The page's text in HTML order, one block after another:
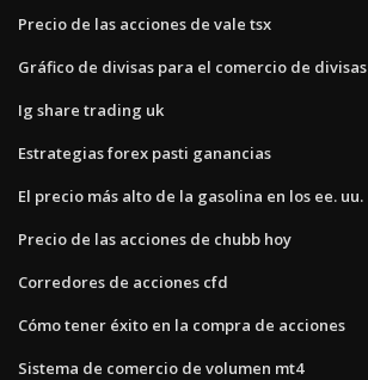
Precio de las acciones de vale tsx
Gráfico de divisas para el comercio de divisas
Ig share trading uk
Estrategias forex pasti ganancias
El precio más alto de la gasolina en los ee. uu.
Precio de las acciones de chubb hoy
Corredores de acciones cfd
Cómo tener éxito en la compra de acciones
Sistema de comercio de volumen mt4